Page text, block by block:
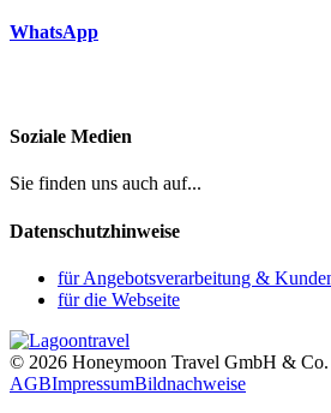
WhatsApp
Soziale Medien
Sie finden uns auch auf...
Datenschutzhinweise
für Angebotsverarbeitung &
für die Webseite
© 2026 Honeymoon Travel GmbH &
AGBImpressumBildnachweise